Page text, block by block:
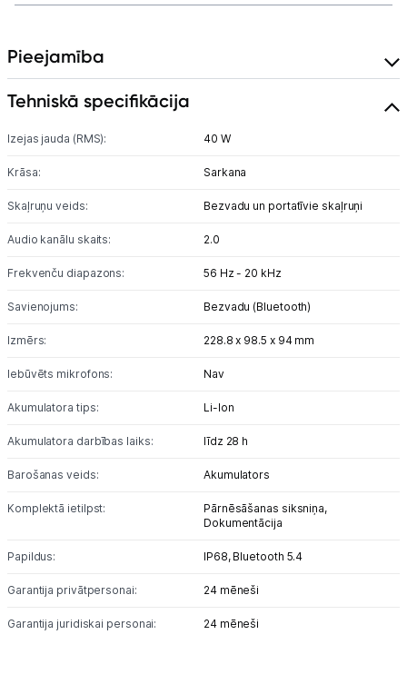
Blogs
Tet pakalpojumi
Pieejamība
Tehniskā specifikācija
Izejas jauda (RMS): 40 W
Krāsa: Sarkana
Skaļruņu veids: Bezvadu un portatīvie skaļruņi
Audio kanālu skaits: 2.0
Frekvenču diapazons: 56 Hz - 20 kHz
Savienojums: Bezvadu (Bluetooth)
Izmērs: 228.8 x 98.5 x 94 mm
Iebūvēts mikrofons: Nav
Akumulatora tips: Li-lon
Akumulatora darbības laiks: līdz 28 h
Barošanas veids: Akumulators
Komplektā ietilpst:
Pārnēsāšanas siksniņa,
Dokumentācija
Papildus: IP68, Bluetooth 5.4
Garantija privātpersonai: 24 mēneši
Garantija juridiskai personai: 24 mēneši